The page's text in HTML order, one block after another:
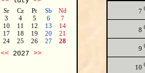
Sr Cz Pt Sb
Nd
3 4 5 6
7
10 11 12 13
14
17 18 19 20
21
24 25 26 27 28
<<2027 >>
7
8
9
10